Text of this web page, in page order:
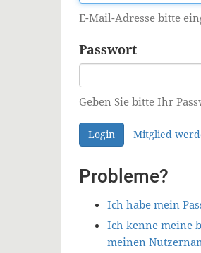
E-Mail-Adresse bitte
Passwort
Geben Sie bitte Ihr
Login Mitglied
Probleme?
Ich habe mein
Ich kenne meine
meinen